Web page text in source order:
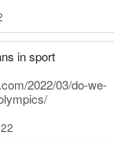
in sport
2022/03/do-we-